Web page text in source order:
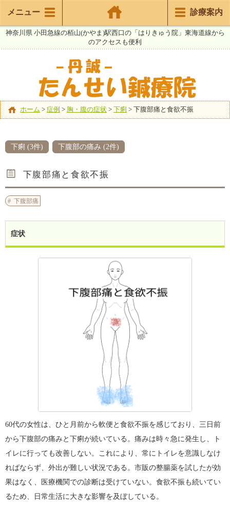
メニュー 診療案内
神奈川県 小田急線の栢山(かやま)駅西口の「はりきゅう院」東海道線から
のアクセスも便利
ホーム > 症例 > 胸・腹の症状 > 下痢 > 下腹部痛と食欲不振
下痢 (3件) 下腹部の痛み (2件)
下腹部痛と食欲不振
下腹部痛
症状
60代の女性は、ひと月前から軟便と食欲不振を感じており、三日前
から下腹部の痛みと下痢が続いている。痛みは時々急に発生し、ト
イレに行っても改善しない。これにより、常にトイレを意識しなけ
ればならず、外出が難しい状況である。市販の整腸薬を試したが効
果はなく、医療機関での診断は受けていない。食欲不振も続いてい
るため、日常生活に大きな影響を及ぼしている。